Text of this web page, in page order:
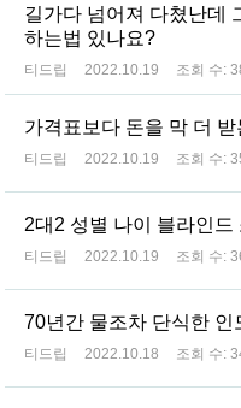
길가다 넘어져 다쳤난데
하는법 있나요?
티드립 2022.10.19 조회 수:
가격표보다 돈을 막 더
티드립 2022.10.19 조회 수:
2대2 성별 나이 블라인드
티드립 2022.10.19 조회 수:
70년간 물조차 단식한 인
티드립 2022.10.18 조회 수: